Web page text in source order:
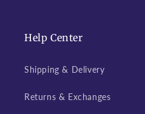
Help Center
Shipping & Delivery
Returns & Exchanges